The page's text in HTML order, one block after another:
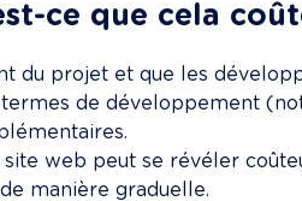
ce que cela
du projet et que les
de développement
web peut se révéler
manière graduelle.